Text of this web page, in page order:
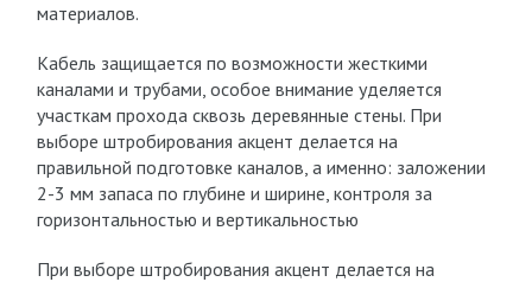
материалов.
Кабель защищается по возможности жесткими
каналами и трубами, особое внимание уделяется
участкам прохода сквозь деревянные стены. При
выборе штробирования акцент делается на
правильной подготовке каналов, а именно: заложении
2-3 мм запаса по глубине и ширине, контроля за
горизонтальностью и вертикальностью
При выборе штробирования акцент делается на